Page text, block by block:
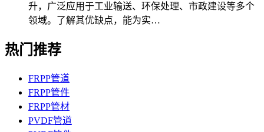
升，广泛应用于工业输送、环保处理、市政建设等多个
领域。了解其优缺点，能为实…
热门推荐
FRPP管道
FRPP管件
FRPP管材
PVDF管道